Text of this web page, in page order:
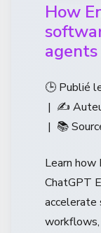
How
agents
🕒 Publié
| ✍️
| 📚
Learn how
ChatGPT
accelerate
workflows,